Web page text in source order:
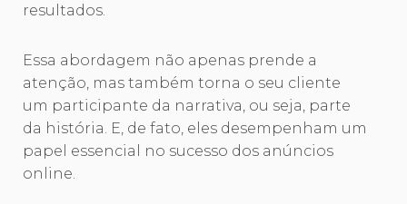
resultados.
Essa abordagem não apenas prende a
atenção, mas também torna o seu cliente
um participante da narrativa, ou seja, parte
da história. E, de fato, eles desempenham um
papel essencial no sucesso dos anúncios
online.